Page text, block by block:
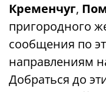
Кременчуг,
пригородного
сообщения по
направлениям
Добраться до